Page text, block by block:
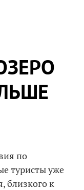
по
туристы уже
близкого к